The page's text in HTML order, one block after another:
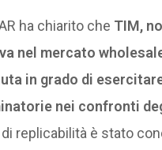
ha chiarito che TIM,
nel mercato
in grado di
nei confronti
replicabilità è stato